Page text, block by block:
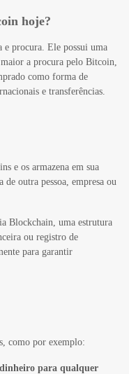
hoje?
procura. Ele possui uma
a procura pelo Bitcoin,
como forma de
e transferências.
e os armazena em sua
outra pessoa, empresa ou
Blockchain, uma estrutura
ou registro de
para garantir
como por exemplo:
para qualquer